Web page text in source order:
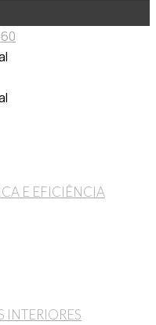
E EFICIÊNCIA
INTERIORES